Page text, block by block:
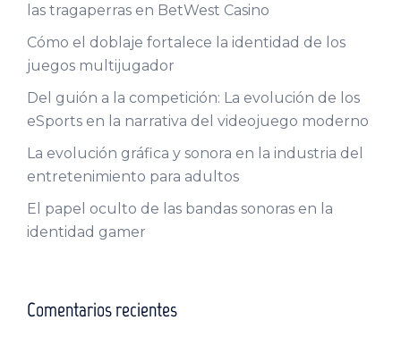
las tragaperras en BetWest Casino
Cómo el doblaje fortalece la identidad de los
juegos multijugador
Del guión a la competición: La evolución de los
eSports en la narrativa del videojuego moderno
La evolución gráfica y sonora en la industria del
entretenimiento para adultos
El papel oculto de las bandas sonoras en la
identidad gamer
Comentarios recientes